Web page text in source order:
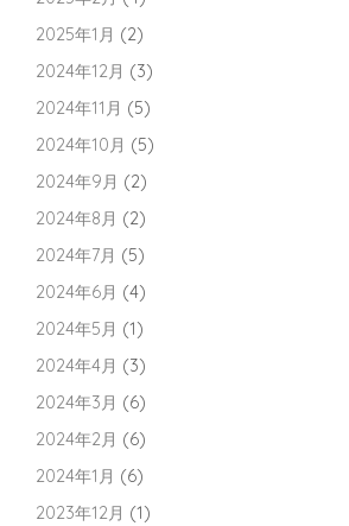
2025年1月 (2)
2024年12月 (3)
2024年11月 (5)
2024年10月 (5)
2024年9月 (2)
2024年8月 (2)
2024年7月 (5)
2024年6月 (4)
2024年5月 (1)
2024年4月 (3)
2024年3月 (6)
2024年2月 (6)
2024年1月 (6)
2023年12月 (1)